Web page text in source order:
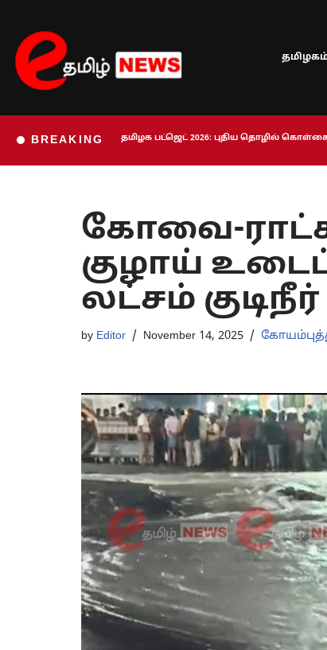
Skip
to
content
BREAKING தமிழக பட்ஜெட் 2026: புதிய தொழில்
கோவை-
குழாய்
லட்சம் குடிநீர்
by Editor November 14, 2025